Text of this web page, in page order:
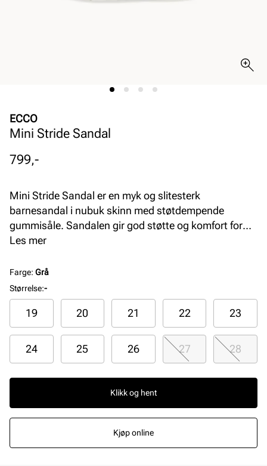
ECCO
Mini Stride Sandal
Pris
799,-
Mini Stride Sandal er en myk og slitesterk
barnesandal i nubuk skinn med støtdempende
gummisåle. Sandalen gir god støtte og komfort for
små føtter, perfekt som førstegangssko i varme
tilpasning og trygg passform.
Les mer
Farge: Grå
Størrelse:-
19 20 21 22 23
24 25 26 27 28
Klikk og hent
Kjøp online